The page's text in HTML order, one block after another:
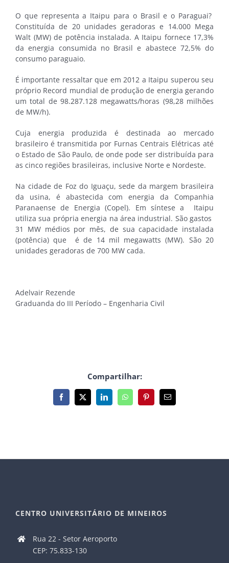
O que representa a Itaipu para o Brasil e o Paraguai?
Constituída de 20 unidades geradoras e 14.000 Mega
Walt (MW) de potência instalada. A Itaipu fornece 17,3%
da energia consumida no Brasil e abastece 72,5% do
consumo paraguaio.
É importante ressaltar que em 2012 a Itaipu superou seu
próprio Record mundial de produção de energia gerando
um total de 98.287.128 megawatts/horas (98,28 milhões
de MW/h).
Cuja energia produzida é destinada ao mercado
brasileiro é transmitida por Furnas Centrais Elétricas até
o Estado de São Paulo, de onde pode ser distribuída para
as cinco regiões brasileiras, inclusive Norte e Nordeste.
Na cidade de Foz do Iguaçu, sede da margem brasileira
da usina, é abastecida com energia da Companhia
Paranaense de Energia (Copel). Em síntese a Itaipu
utiliza sua própria energia na área industrial. São gastos
31 MW médios por mês, de sua capacidade instalada
(potência) que é de 14 mil megawatts (MW). São 20
unidades geradoras de 700 MW cada.
Adelvair Rezende
Graduanda do III Período – Engenharia Civil
Compartilhar:
Facebook
X LinkedInWhatsAppPinterest
E-
mail
CENTRO UNIVERSITÁRIO DE MINEIROS
Rua 22 - Setor Aeroporto
CEP: 75.833-130